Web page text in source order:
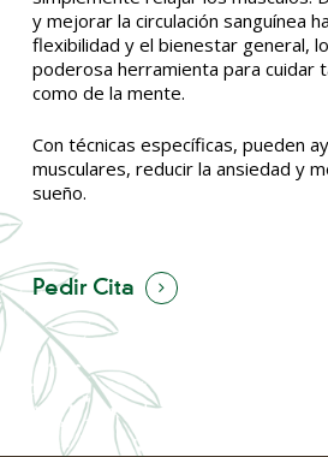
y mejorar la circulación sanguínea
flexibilidad y el bienestar general,
poderosa herramienta para cuidar
como de la mente.
Con técnicas específicas, pueden
musculares, reducir la ansiedad y
sueño.
Pedir Cita